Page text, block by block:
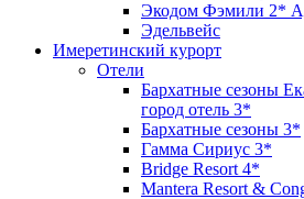
Экодом Фэмили 2*
Эдельвейс
Имеретинский курорт
Отели
Бархатные сезоны
город отель 3*
Бархатные сезоны 3*
Гамма Сириус 3*
Bridge Resort 4*
Mantera Resort &